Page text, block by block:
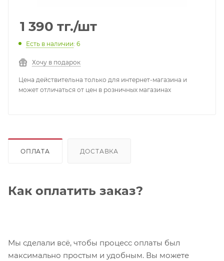
1 390 тг./шт
Есть в наличии: 6
Хочу в подарок
Цена действительна только для интернет-магазина и
может отличаться от цен в розничных магазинах
ОПЛАТА ДОСТАВКА
Как оплатить заказ?
Мы сделали всё, чтобы процесс оплаты был
максимально простым и удобным. Вы можете